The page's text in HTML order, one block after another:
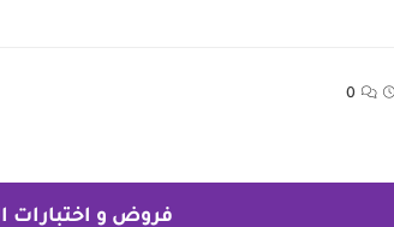
0
فروض و اختبارات السنة